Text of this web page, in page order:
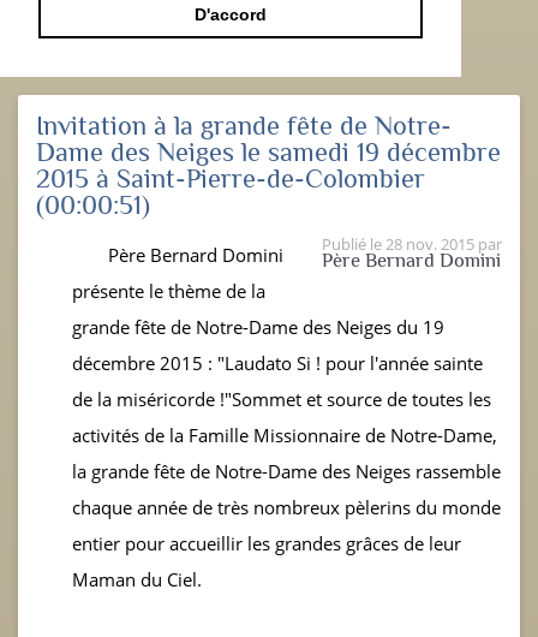
D'accord
Invitation à la grande fête de Notre-
Dame des Neiges le samedi 19 décembre
2015 à Saint-Pierre-de-Colombier
(00:00:51)
Publié le28 nov. 2015 par
Père Bernard Domini
Père Bernard Domini
présente le thème de la
grande fête de Notre-Dame des Neiges du 19
décembre 2015 : "Laudato Si ! pour l'année sainte
de la miséricorde !"Sommet et source de toutes les
activités de la Famille Missionnaire de Notre-Dame,
la grande fête de Notre-Dame des Neiges rassemble
chaque année de très nombreux pèlerins du monde
entier pour accueillir les grandes grâces de leur
Maman du Ciel.